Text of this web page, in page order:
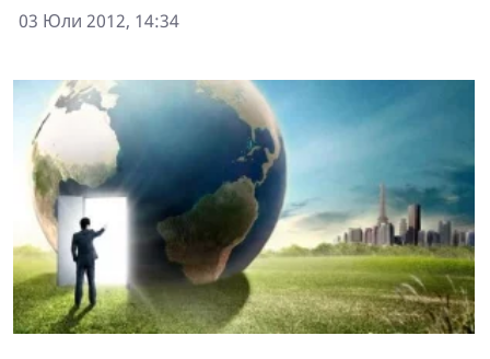
03 Юли 2012, 14:34